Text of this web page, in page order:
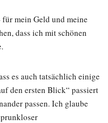
mein Geld und meine
dass ich mit schönen
es auch tatsächlich einige
den ersten Blick“ passiert
passen. Ich glaube